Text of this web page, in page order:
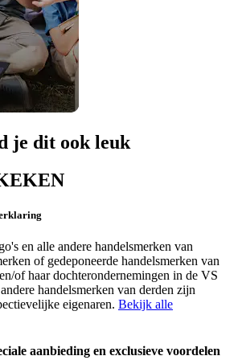
je dit ook leuk
en alle andere handelsmerken van
of gedeponeerde handelsmerken van
of haar dochterondernemingen in de VS
handelsmerken van derden zijn
eigenaren. Bekijk alle
aanbieding en exclusieve voordelen